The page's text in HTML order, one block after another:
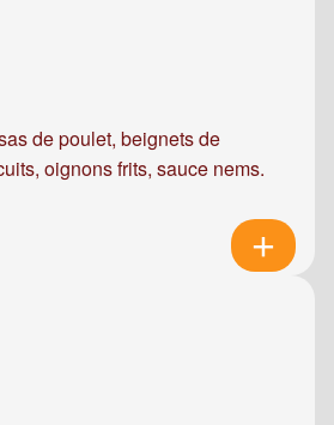
de poulet, beignets de
oignons frits, sauce nems.